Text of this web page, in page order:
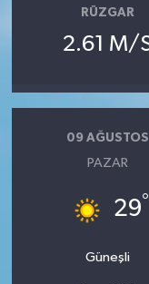
RÜZGAR
2.61 M/
09 AĞUSTOS
PAZAR
29°
Güneşli